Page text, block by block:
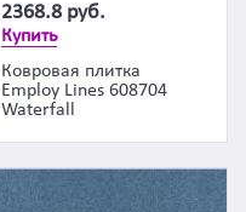
2368.8 руб.
Купить
Ковровая плитка
Employ Lines 608704
Waterfall